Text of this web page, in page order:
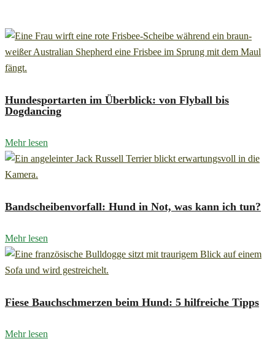
Hundesportarten im Überblick: von Flyball bis
Dogdancing
Mehr lesen
Bandscheibenvorfall: Hund in Not, was kann ich tun?
Mehr lesen
Fiese Bauchschmerzen beim Hund: 5 hilfreiche Tipps
Mehr lesen